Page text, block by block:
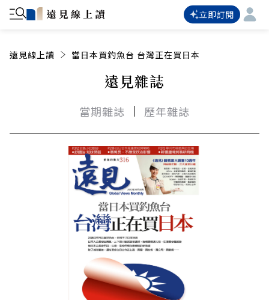
立即訂閱
遠見線上讀 當日本買釣魚台 台灣正在買日本
遠見雜誌
當期雜誌 歷年雜誌